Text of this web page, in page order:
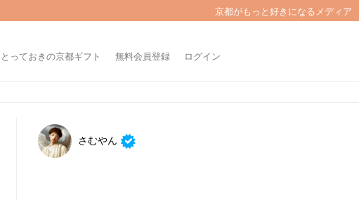
京都がもっと好きになるメディア
とっておきの京都ギフト 無料会員登録 ログイン
さむやん